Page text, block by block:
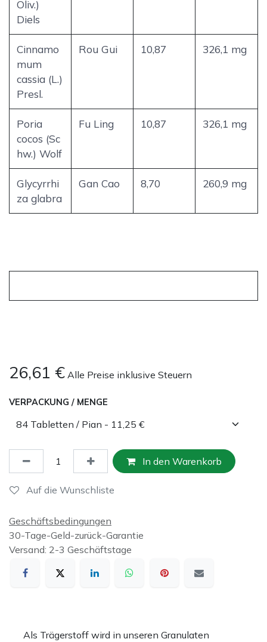
Oliv.)
Diels
Cinnamo
mum
cassia (L.)
Presl.
Rou Gui 10,87 326,1 mg
Poria
cocos (Sc
hw.) Wolf
Fu Ling 10,87 326,1 mg
Glycyrrhi
za glabra
Gan Cao 8,70 260,9 mg
26,61 € Alle Preise inklusive Steuern
VERPACKUNG / MENGE
In den Warenkorb
Auf die Wunschliste
Geschäftsbedingungen
30-Tage-Geld-zurück-Garantie
Versand: 2-3 Geschäftstage
Als Trägerstoff wird in unseren Granulaten